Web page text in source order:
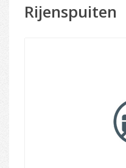
Rijenspuiten